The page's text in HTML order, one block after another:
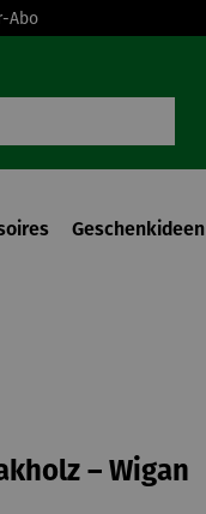
Abo
Geschenkideen
– Wigan